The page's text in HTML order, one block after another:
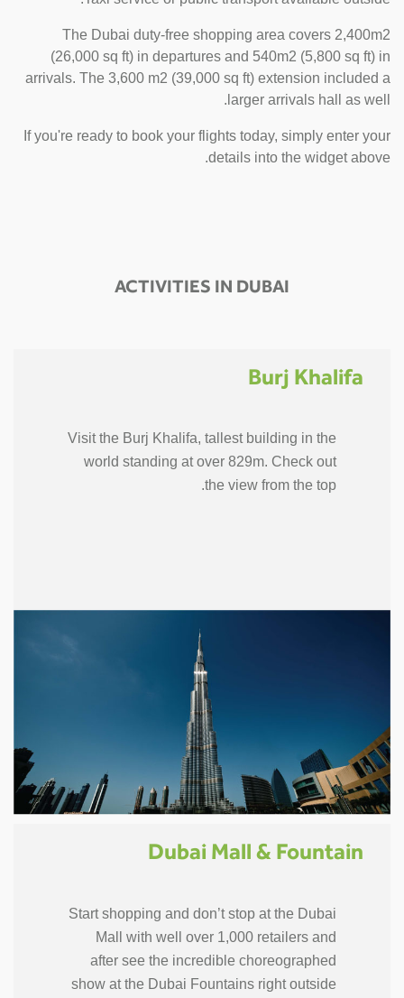
The Dubai duty-free shopping area covers 2,400m2
(26,000 sq ft) in departures and 540m2 (5,800 sq ft) in
arrivals. The 3,600 m2 (39,000 sq ft) extension included a
larger arrivals hall as well.
If you're ready to book your flights today, simply enter your
details into the widget above.
ACTIVITIES IN DUBAI
Burj Khalifa
Visit the Burj Khalifa, tallest building in the
world standing at over 829m. Check out
the view from the top.
Dubai Mall & Fountain
Start shopping and don’t stop at the Dubai
Mall with well over 1,000 retailers and
after see the incredible choreographed
show at the Dubai Fountains right outside